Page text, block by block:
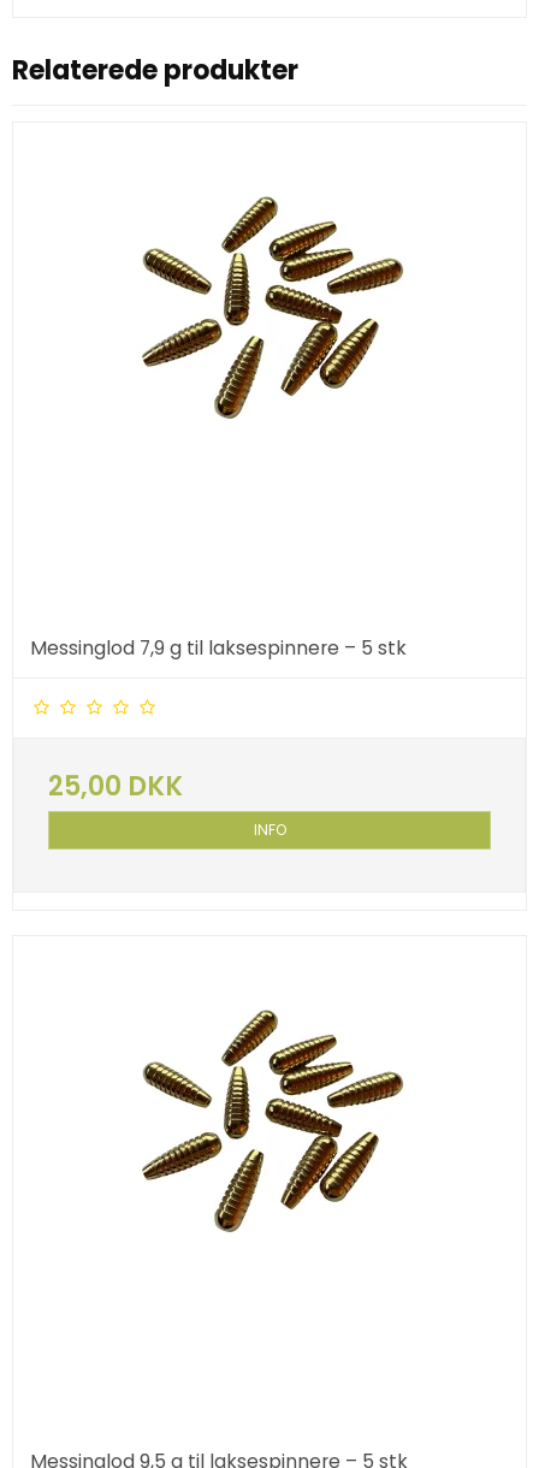
Relaterede produkter
Messinglod 7,9 g til laksespinnere – 5 stk
25,00 DKK
INFO
Messinglod 9,5 g til laksespinnere – 5 stk